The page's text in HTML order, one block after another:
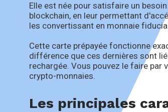
Elle est née pour satisfaire un
blockchain, en leur permettant
les convertissant en monnaie
Cette carte prépayée fonctionne
différence que ces dernières sont
rechargée. Vous pouvez le faire
crypto-monnaies.
Les principales